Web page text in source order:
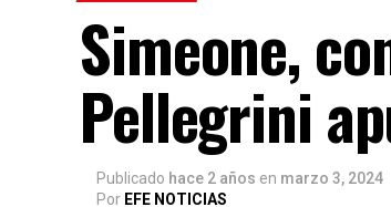
Simeone,
Pellegrini
Publicado hace 2 años en marzo 3, 2024
Por EFE NOTICIAS